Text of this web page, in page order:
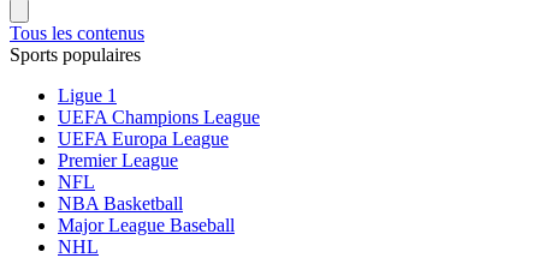
Tous les contenus
Sports populaires
Ligue 1
UEFA Champions League
UEFA Europa League
Premier League
NFL
NBA Basketball
Major League Baseball
NHL